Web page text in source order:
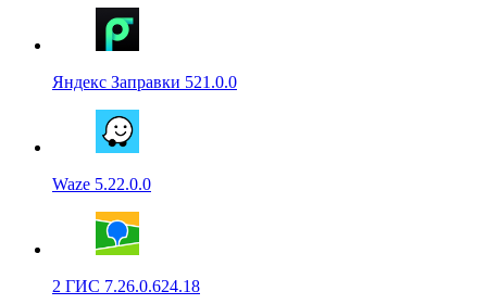
Яндекс Заправки 521.0.0
Waze 5.22.0.0
2 ГИС 7.26.0.624.18